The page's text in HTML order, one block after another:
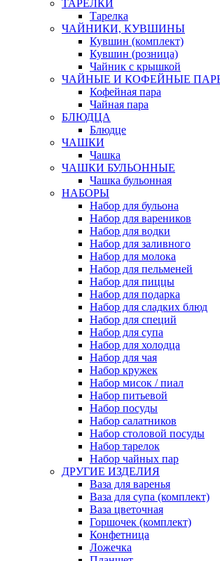
ТАРЕЛКИ
Тарелка
ЧАЙНИКИ, КУВШИНЫ
Кувшин (комплект)
Кувшин (розница)
Чайник с крышкой
ЧАЙНЫЕ И КОФЕЙНЫЕ
Кофейная пара
Чайная пара
БЛЮДЦА
Блюдце
ЧАШКИ
Чашка
ЧАШКИ БУЛЬОННЫЕ
Чашка бульонная
НАБОРЫ
Набор для бульона
Набор для вареников
Набор для водки
Набор для заливного
Набор для молока
Набор для пельменей
Набор для пиццы
Набор для подарка
Набор для сладких блюд
Набор для специй
Набор для супа
Набор для холодца
Набор для чая
Набор кружек
Набор мисок / пиал
Набор питьевой
Набор посуды
Набор салатников
Набор столовой посуды
Набор тарелок
Набор чайных пар
ДРУГИЕ ИЗДЕЛИЯ
Ваза для варенья
Ваза для супа (комплект)
Ваза цветочная
Горшочек (комплект)
Конфетница
Ложечка